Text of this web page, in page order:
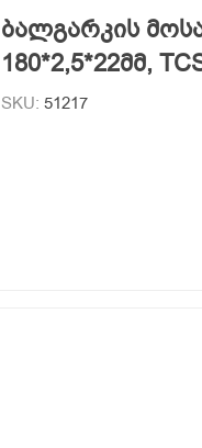
ბალგარკის
180*2,5*22მმ,
SKU: 51217